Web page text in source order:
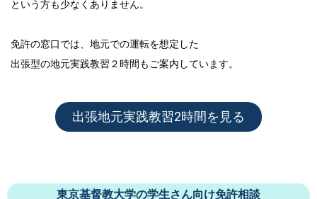
という方も少なくありません。
免許の窓口では、地元での運転を想定した
出張型の地元実践教習２時間 もご案内しています。
出張地元実践教習2時間を見る
東京基督教大学の学生さん向け免許相談